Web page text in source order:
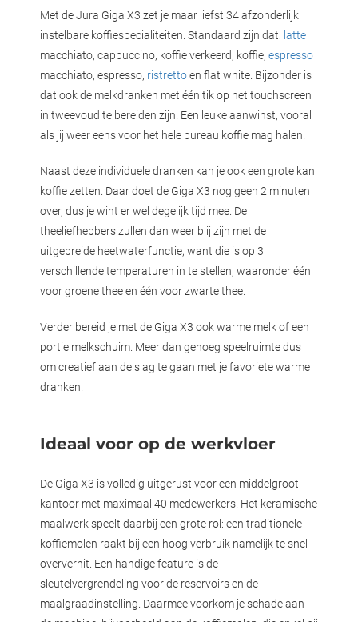
Met de Jura Giga X3 zet je maar liefst 34 afzonderlijk
instelbare koffiespecialiteiten. Standaard zijn dat: latte
macchiato, cappuccino, koffie verkeerd, koffie, espresso
macchiato, espresso, ristrettoen flat white. Bijzonder is
dat ook de melkdranken met één tik op het touchscreen
in tweevoud te bereiden zijn. Een leuke aanwinst, vooral
als jij weer eens voor het hele bureau koffie mag halen.
Naast deze individuele dranken kan je ook een grote kan
koffie zetten. Daar doet de Giga X3 nog geen 2 minuten
over, dus je wint er wel degelijk tijd mee. De
theeliefhebbers zullen dan weer blij zijn met de
uitgebreide heetwaterfunctie, want die is op 3
verschillende temperaturen in te stellen, waaronder één
voor groene thee en één voor zwarte thee.
Verder bereid je met de Giga X3 ook warme melk of een
portie melkschuim. Meer dan genoeg speelruimte dus
om creatief aan de slag te gaan met je favoriete warme
dranken.
Ideaal voor op de werkvloer
De Giga X3 is volledig uitgerust voor een middelgroot
kantoor met maximaal 40 medewerkers. Het keramische
maalwerk speelt daarbij een grote rol: een traditionele
koffiemolen raakt bij een hoog verbruik namelijk te snel
oververhit. Een handige feature is de
sleutelvergrendeling voor de reservoirs en de
maalgraadinstelling. Daarmee voorkom je schade aan